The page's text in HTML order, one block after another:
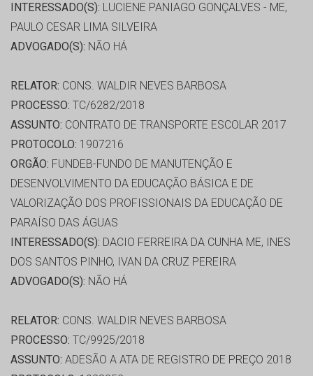
INTERESSADO(S): LUCIENE PANIAGO GONÇALVES - ME,
PAULO CESAR LIMA SILVEIRA
ADVOGADO(S): NÃO HÁ
RELATOR: CONS. WALDIR NEVES BARBOSA
PROCESSO: TC/6282/2018
ASSUNTO: CONTRATO DE TRANSPORTE ESCOLAR 2017
PROTOCOLO: 1907216
ORGÃO: FUNDEB-FUNDO DE MANUTENÇÃO E
DESENVOLVIMENTO DA EDUCAÇÃO BÁSICA E DE
VALORIZAÇÃO DOS PROFISSIONAIS DA EDUCAÇÃO DE
PARAÍSO DAS ÁGUAS
INTERESSADO(S): DACIO FERREIRA DA CUNHA ME, INES
DOS SANTOS PINHO, IVAN DA CRUZ PEREIRA
ADVOGADO(S): NÃO HÁ
RELATOR: CONS. WALDIR NEVES BARBOSA
PROCESSO: TC/9925/2018
ASSUNTO: ADESÃO A ATA DE REGISTRO DE PREÇO 2018